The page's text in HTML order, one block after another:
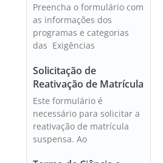
Preencha o formulário com
as informações dos
programas e categorias
das Exigências
Solicitação de
Reativação de Matrícula
Este formulário é
necessário para solicitar a
reativação de matrícula
suspensa. Ao